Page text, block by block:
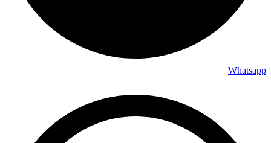
Whatsapp